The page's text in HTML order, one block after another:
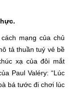
mạng của chủ
tả thuần tuý vẻ bề
xạ của đôi mắt
Paul Valéry: “Lúc
bá tước đi chơi lúc